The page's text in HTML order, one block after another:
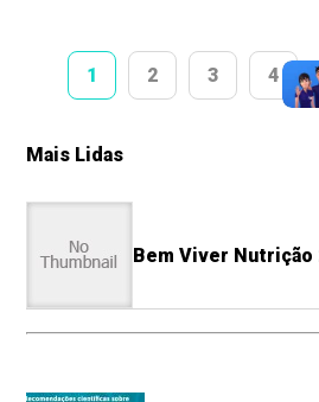
1 2 3 4
Mais Lidas
Bem Viver Nutrição